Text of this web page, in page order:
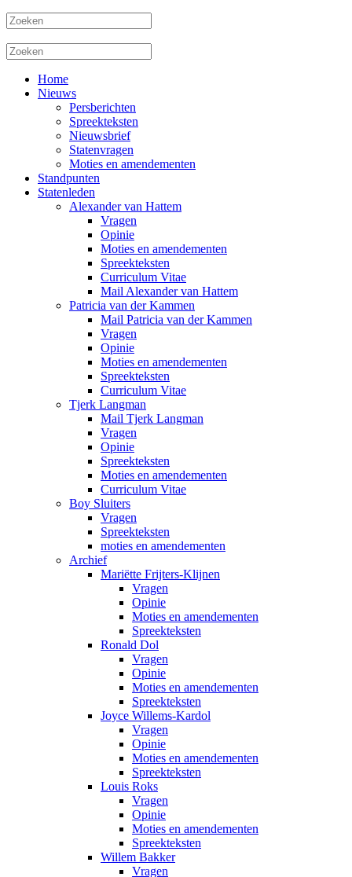
Home
Nieuws
Persberichten
Spreekteksten
Nieuwsbrief
Statenvragen
Moties en amendementen
Standpunten
Statenleden
Alexander van Hattem
Vragen
Opinie
Moties en amendementen
Spreekteksten
Curriculum Vitae
Mail Alexander van Hattem
Patricia van der Kammen
Mail Patricia van der Kammen
Vragen
Opinie
Moties en amendementen
Spreekteksten
Curriculum Vitae
Tjerk Langman
Mail Tjerk Langman
Vragen
Opinie
Spreekteksten
Moties en amendementen
Curriculum Vitae
Boy Sluiters
Vragen
Spreekteksten
moties en amendementen
Archief
Mariëtte Frijters-Klijnen
Vragen
Opinie
Moties en amendementen
Spreekteksten
Ronald Dol
Vragen
Opinie
Moties en amendementen
Spreekteksten
Joyce Willems-Kardol
Vragen
Opinie
Moties en amendementen
Spreekteksten
Louis Roks
Vragen
Opinie
Moties en amendementen
Spreekteksten
Willem Bakker
Vragen